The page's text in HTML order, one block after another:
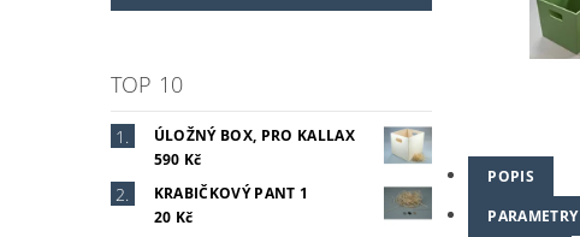
TOP 10
ÚLOŽNÝ BOX, PRO KALLAX
590 Kč
KRABIČKOVÝ PANT 1
20 Kč
POPIS
PARAMETRY